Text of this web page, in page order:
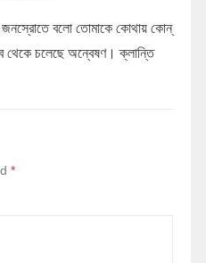
জনস্রোতে বলো তোমাকে কোথায় কোন্‌
থেকে চলেছে অন্বেষণ। ক্লান্তি
*